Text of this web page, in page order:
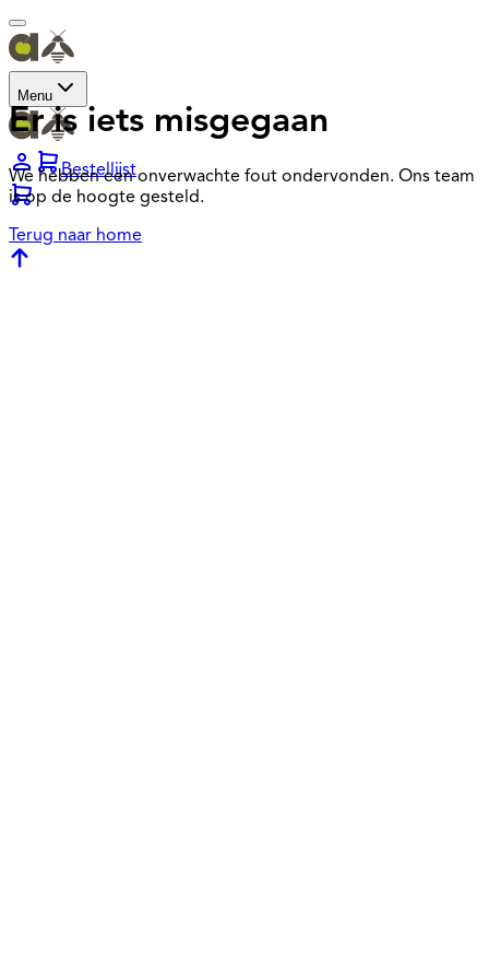
Menu
Bestellijst
Er is iets misgegaan
We hebben een onverwachte fout ondervonden. Ons team
is op de hoogte gesteld.
Terug naar home